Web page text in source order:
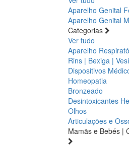
Aparelho Genital
Aparelho Genital
Categorias
Ver tudo
Aparelho
Rins | Bexiga |
Dispositivos
Homeopatia
Bronzeado
Desintoxicantes
Olhos
Articulações e
Mamãs e Bebés |